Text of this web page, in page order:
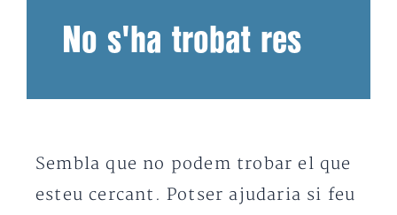
No s'ha trobat res
Sembla que no podem trobar el que
esteu cercant. Potser ajudaria si feu